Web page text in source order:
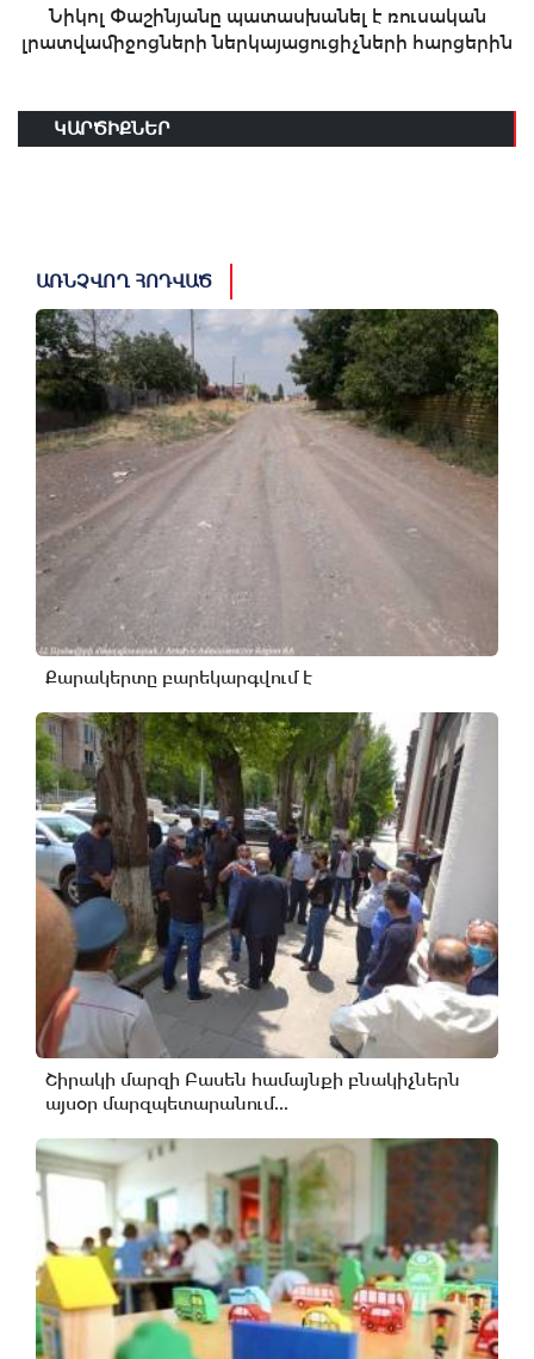
Նիկոլ Փաշինյանը պատասխանել է ռուսական
լրատվամիջոցների ներկայացուցիչների հարցերին
ԿԱՐԾԻՔՆԵՐ
ԱՌՆՉՎՈՂ ՀՈԴՎԱԾ
Քարակերտը բարեկարգվում է
Շիրակի մարզի Բասեն համայնքի բնակիչներն
այսօր մարզպետարանում...